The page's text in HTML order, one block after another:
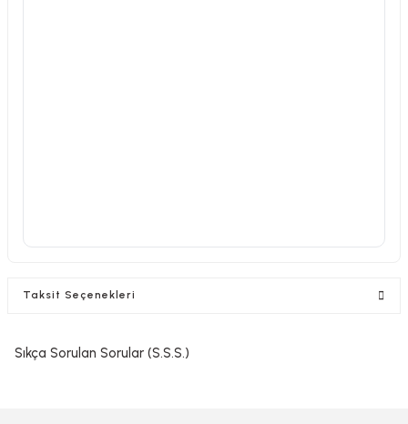
Taksit Seçenekleri
Sıkça Sorulan Sorular (S.S.S.)